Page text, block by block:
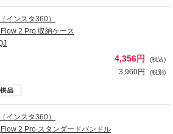
インスタ360）
2 Pro 収納ケース
4,356円 (税込)
3,960円 (税別)
インスタ360）
2 Pro スタンダードバンドル